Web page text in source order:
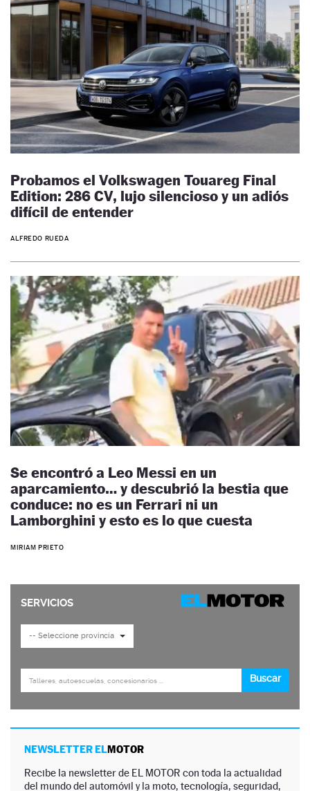
Probamos el Volkswagen Touareg Final
Edition: 286 CV, lujo silencioso y un adiós
difícil de entender
ALFREDO RUEDA
Se encontró a Leo Messi en un
aparcamiento… y descubrió la bestia que
conduce: no es un Ferrari ni un
Lamborghini y esto es lo que cuesta
MIRIAM PRIETO
NEWSLETTER ELMOTOR
Recibe la newsletter de EL MOTOR con toda la actualidad
del mundo del automóvil y la moto, tecnología, seguridad,